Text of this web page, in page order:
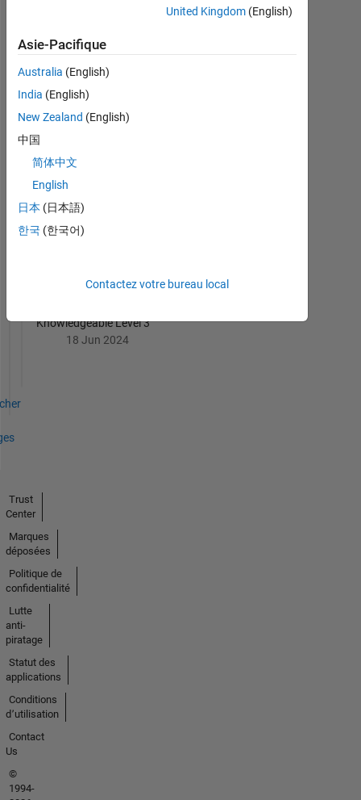
6 Month Streak
02 Mar 2024
First Answer
21 Sep 2023
Knowledgeable Level 3
18 Jun 2024
United Kingdom(English)
Asie-Pacifique
Australia (English)
India (English)
New Zealand (English)
中国
简体中文
English
日本 (日本語)
한국 (한국어)
Contactez votre bureau local
Trust
Center
Marques
déposées
Politique de
confidentialité
Lutte
anti-
piratage
Statut des
applications
Conditions
d՚utilisation
Contact
Us
©
1994-